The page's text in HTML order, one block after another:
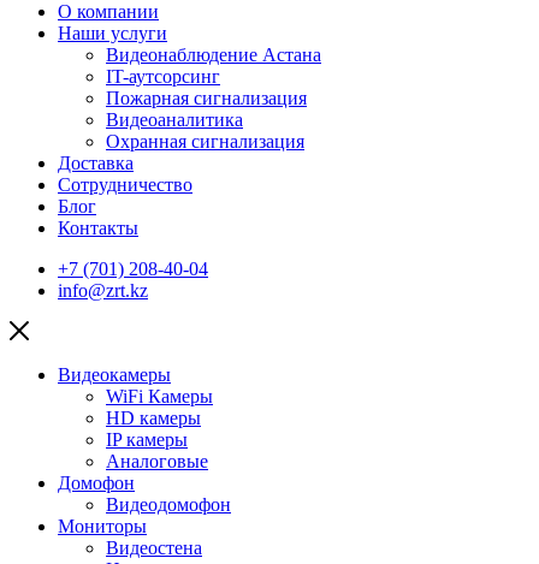
О компании
Наши услуги
Видеонаблюдение Астана
IT-аутсорсинг
Пожарная сигнализация
Видеоаналитика
Охранная сигнализация
Доставка
Сотрудничество
Блог
Контакты
+7 (701) 208-40-04
info@zrt.kz
Видеокамеры
WiFi Камеры
HD камеры
IP камеры
Аналоговые
Домофон
Видеодомофон
Мониторы
Видеостена